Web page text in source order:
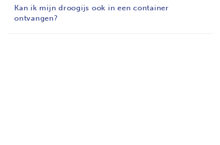
Kan ik mijn droogijs ook in een container
ontvangen?